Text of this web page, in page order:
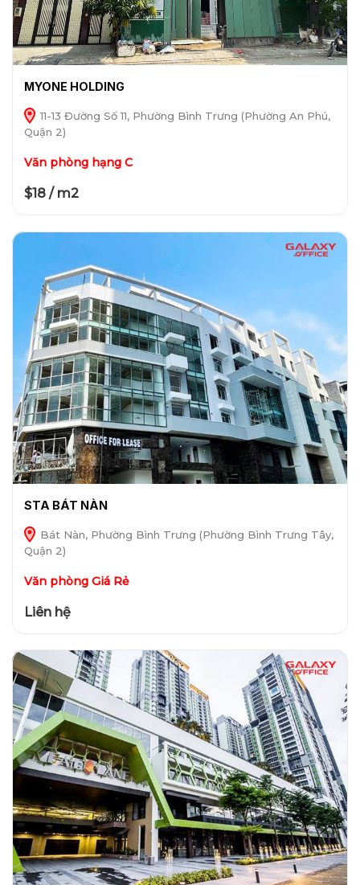
MYONE HOLDING
11-13 Đường Số 11, Phường Bình Trưng (Phường An Phú,
Quận 2)
Văn phòng hạng C
$18 / m2
STA BÁT NÀN
Bát Nàn, Phường Bình Trưng (Phường Bình Trưng Tây,
Quận 2)
Văn phòng Giá Rẻ
Liên hệ